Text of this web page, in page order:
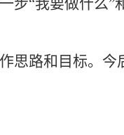
步“我要做什么”
思路和目标。今